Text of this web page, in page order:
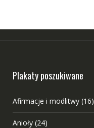
Plakaty poszukiwane
Afirmacje i modlitwy (16)
Anioły (24)